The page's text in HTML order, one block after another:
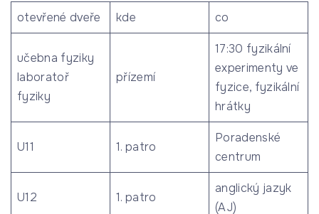
otevřené dveře kde co
učebna fyziky
laboratoř
fyziky
přízemí
17:30 fyzikální
experimenty ve
fyzice, fyzikální
hrátky
U11 1. patro
Poradenské
centrum
U12 1. patro
anglický jazyk
(AJ)